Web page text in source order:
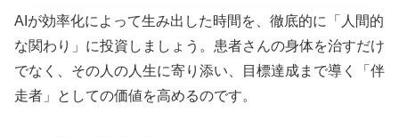
AIが効率化によって生み出した時間を、徹底的に「人間的
な関わり」に投資しましょう。患者さんの身体を治すだけ
でなく、その人の人生に寄り添い、目標達成まで導く「伴
走者」としての価値を高めるのです。